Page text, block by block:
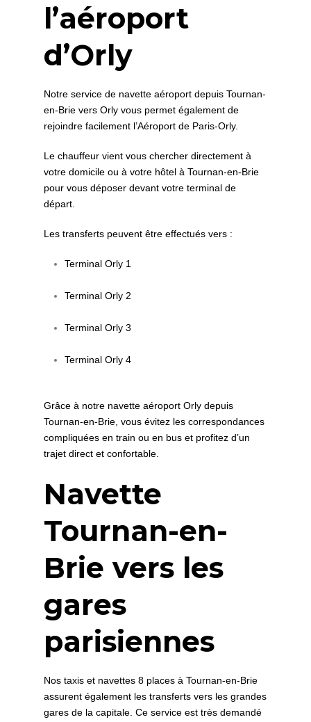
l’aéroport
d’Orly
Notre service de navette aéroport depuis Tournan-
en-Brie vers Orly vous permet également de
rejoindre facilement l’Aéroport de Paris‑Orly.
Le chauffeur vient vous chercher directement à
votre domicile ou à votre hôtel à Tournan-en-Brie
pour vous déposer devant votre terminal de
départ.
Les transferts peuvent être effectués vers :
Terminal Orly 1
Terminal Orly 2
Terminal Orly 3
Terminal Orly 4
Grâce à notre navette aéroport Orly depuis
Tournan-en-Brie, vous évitez les correspondances
compliquées en train ou en bus et profitez d’un
trajet direct et confortable.
Navette
Tournan-en-
Brie vers les
gares
parisiennes
Nos taxis et navettes 8 places à Tournan-en-Brie
assurent également les transferts vers les grandes
gares de la capitale. Ce service est très demandé